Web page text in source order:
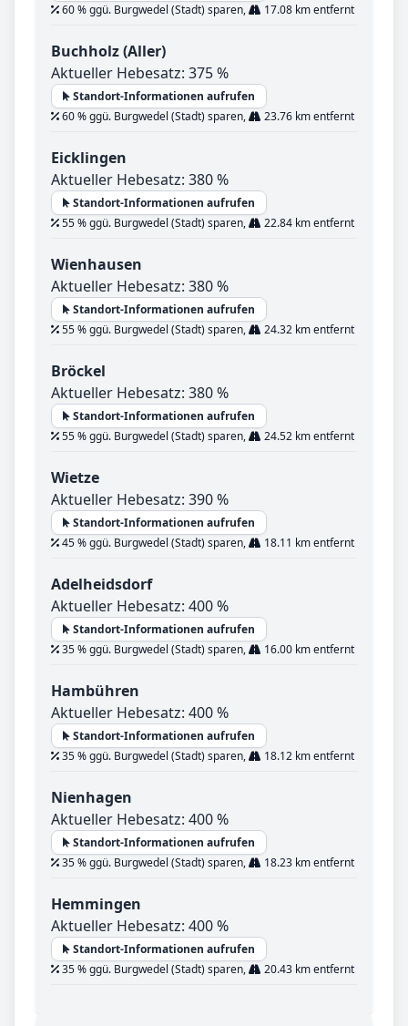
60 % ggü. Burgwedel (Stadt) sparen,
17.08 km entfernt
Buchholz (Aller)
Aktueller Hebesatz: 375 %
Standort-Informationen aufrufen
60 % ggü. Burgwedel (Stadt) sparen,
23.76 km entfernt
Eicklingen
Aktueller Hebesatz: 380 %
Standort-Informationen aufrufen
55 % ggü. Burgwedel (Stadt) sparen,
22.84 km entfernt
Wienhausen
Aktueller Hebesatz: 380 %
Standort-Informationen aufrufen
55 % ggü. Burgwedel (Stadt) sparen,
24.32 km entfernt
Bröckel
Aktueller Hebesatz: 380 %
Standort-Informationen aufrufen
55 % ggü. Burgwedel (Stadt) sparen,
24.52 km entfernt
Wietze
Aktueller Hebesatz: 390 %
Standort-Informationen aufrufen
45 % ggü. Burgwedel (Stadt) sparen,
18.11 km entfernt
Adelheidsdorf
Aktueller Hebesatz: 400 %
Standort-Informationen aufrufen
35 % ggü. Burgwedel (Stadt) sparen,
16.00 km entfernt
Hambühren
Aktueller Hebesatz: 400 %
Standort-Informationen aufrufen
35 % ggü. Burgwedel (Stadt) sparen,
18.12 km entfernt
Nienhagen
Aktueller Hebesatz: 400 %
Standort-Informationen aufrufen
35 % ggü. Burgwedel (Stadt) sparen,
18.23 km entfernt
Hemmingen
Aktueller Hebesatz: 400 %
Standort-Informationen aufrufen
35 % ggü. Burgwedel (Stadt) sparen,
20.43 km entfernt